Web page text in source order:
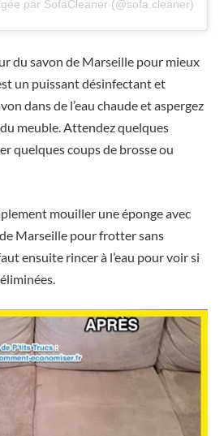
par SofaCleaner (@sofa.cleaner)
du savon de Marseille pour mieux
un puissant désinfectant et
dans de l’eau chaude et aspergez
meuble. Attendez quelques
quelques coups de brosse ou
mouiller une éponge avec
de Marseille pour frotter sans
ensuite rincer à l’eau pour voir si